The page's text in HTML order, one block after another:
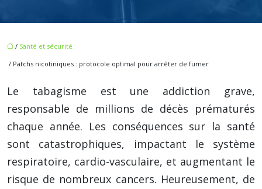
/ Santé et sécurité
/ Patchs nicotiniques : protocole optimal pour arrêter de fumer
Le tabagisme est une addiction grave,
responsable de millions de décès prématurés
chaque année. Les conséquences sur la santé
sont catastrophiques, impactant le système
respiratoire, cardio-vasculaire, et augmentant le
risque de nombreux cancers. Heureusement, de